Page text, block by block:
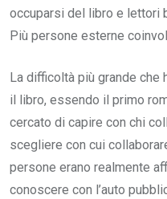
occuparsi del libro e lettori
Più persone esterne
La difficoltà più grande
il libro, essendo il primo
cercato di capire con chi
scegliere con cui
persone erano realmente
conoscere con l’auto